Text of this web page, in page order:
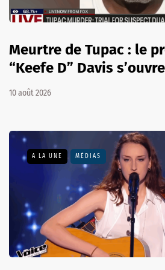
Meurtre de Tupac : le
“Keefe D” Davis
10 août 2026
A LA UNE MÉDIAS